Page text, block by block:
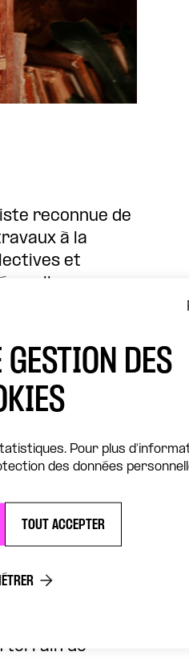
reconnue de
à la
et
elle
française
chercher les
pans entiers
de Donald
rendus
programmes
un instrument
se passe-t-il
les
de penser le
et le débat
terrain de
DES
Pour plus
des données
TOUT ACCEPTER